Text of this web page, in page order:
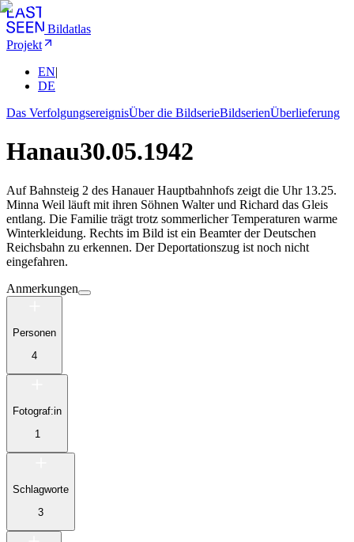
Bildatlas
Projekt
EN|
DE
Das VerfolgungsereignisÜber die BildserieBildserienÜberlieferung
Hanau30.05.1942
Auf Bahnsteig 2 des Hanauer Hauptbahnhofs zeigt die Uhr 13.25.
Minna Weil läuft mit ihren Söhnen Walter und Richard das Gleis
entlang. Die Familie trägt trotz sommerlicher Temperaturen warme
Winterkleidung. Rechts im Bild ist ein Beamter der Deutschen
Reichsbahn zu erkennen. Der Deportationszug ist noch nicht
eingefahren.
Anmerkungen
Personen
4
Fotograf:in
1
Schlagworte
3